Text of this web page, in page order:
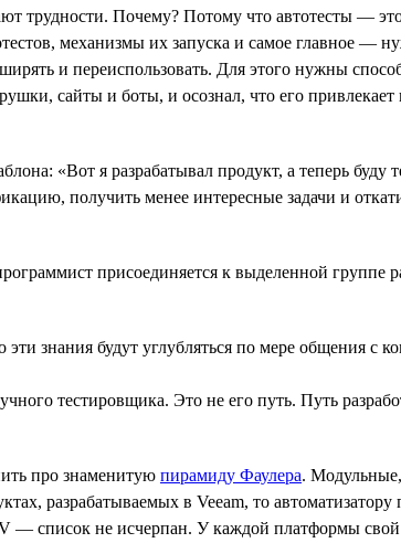
трудности. Почему? Потому что автотесты —
механизмы их запуска и самое главное —
и переиспользовать. Для этого нужны
сайты и боты, и осознал, что его
«Вот я разрабатывал продукт, а теперь
получить менее интересные задачи и
присоединяется к выделенной группе
знания будут углубляться по мере общения с
тестировщика. Это не его путь. Путь
про знаменитую пирамиду Фаулера.
разрабатываемых в Veeam, то
— список не исчерпан. У каждой платформы